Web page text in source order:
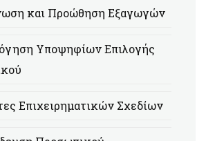
και Προώθηση Εξαγωγών
Υποψηφίων Επιλογής
Επιχειρηματικών Σχεδίων